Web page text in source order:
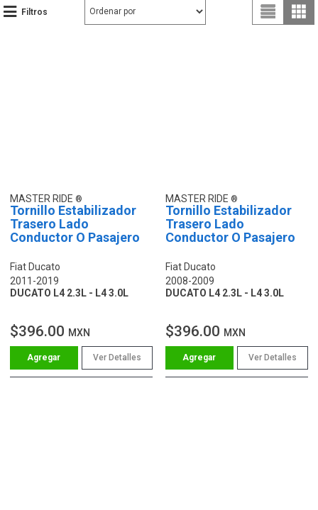
Filtros
MASTER RIDE
Tornillo Estabilizador
Trasero Lado
Conductor O Pasajero
Fiat Ducato
2011-2019
DUCATO L4 2.3L - L4 3.0L
$396.00 MXN
Ver Detalles
MASTER RIDE
Tornillo Estabilizador
Trasero Lado
Conductor O Pasajero
Fiat Ducato
2008-2009
DUCATO L4 2.3L - L4 3.0L
$396.00 MXN
Ver Detalles